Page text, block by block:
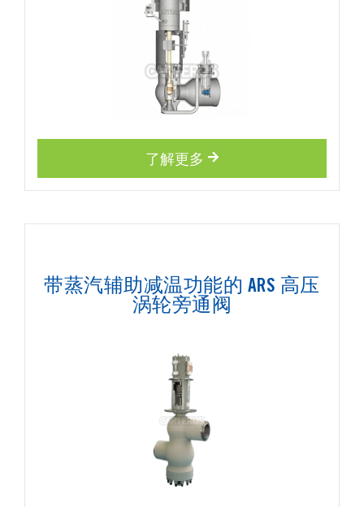
了解更多
带蒸汽辅助减温功能的 ARS 高压
涡轮旁通阀